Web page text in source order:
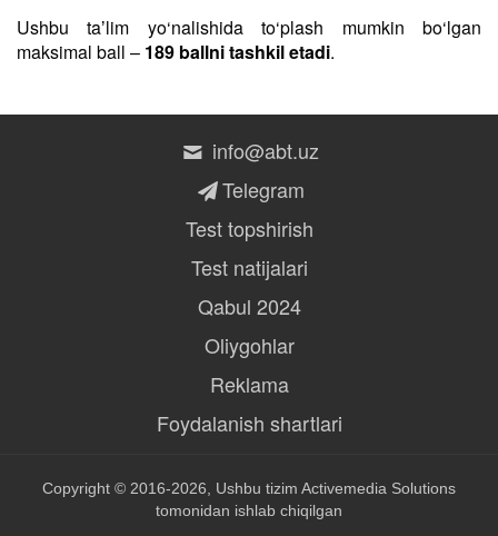
Ushbu taʼlim yo‘nalishida to‘plash mumkin bo‘lgan
maksimal ball – 189 ballni tashkil etadi.
info@abt.uz
Telegram
Test topshirish
Test natijalari
Qabul 2024
Oliygohlar
Reklama
Foydalanish shartlari
Copyright © 2016-2026, Ushbu tizim Activemedia Solutions
tomonidan ishlab chiqilgan